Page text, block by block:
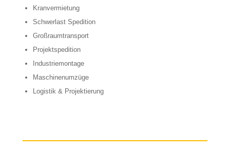
Kranvermietung
Schwerlast Spedition
Großraumtransport
Projektspedition
Industriemontage
Maschinenumzüge
Logistik & Projektierung